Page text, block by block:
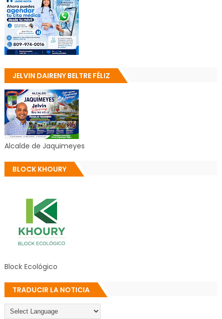
JELVIN DAIRENY BELTRE FÉLIZ
Alcalde de Jaquimeyes
BLOCK KHOURY
Block Ecológico
TRADUCIR LA NOTICIA